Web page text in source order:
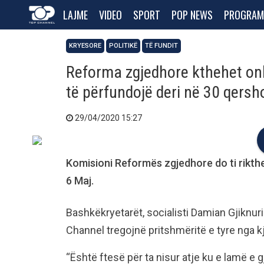
LAJME VIDEO SPORT POP NEWS
KRYESORE POLITIKË TË FUNDIT
Reforma zgjedhore kthehet
të përfundojë deri në 30
29/04/2020 15:27
Komisioni Reformës zgjedhore do ti
6 Maj.
Bashkëkryetarët, socialisti Damian
Channel tregojnë pritshmëritë e tyre nga
“Është ftesë për ta nisur atje ku e lamë e